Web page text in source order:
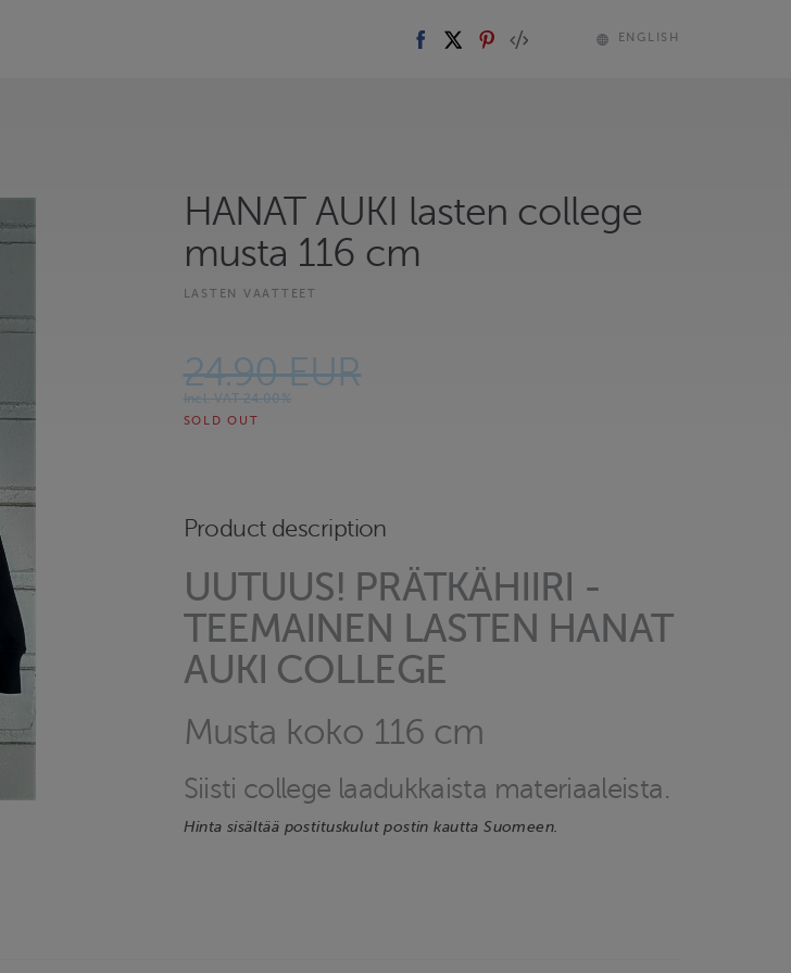
ENGLISH
HANAT AUKI lasten college
musta 116 cm
LASTEN VAATTEET
24.90 EUR
Incl. VAT 24.00%
SOLD OUT
Product description
UUTUUS! PRÄTKÄHIIRI -
TEEMAINEN LASTEN HANAT
AUKI COLLEGE
Musta koko 116 cm
Siisti college laadukkaista materiaaleista.
Hinta sisältää postituskulut postin kautta Suomeen.